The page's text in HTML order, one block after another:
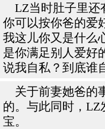
LZ当时肚子里还
你可以按你爸的爱
我这儿你又是什么
是你满足别人爱好
说我自私？到底谁
关于前妻她爸的
的。与此同时，LZ
宝。